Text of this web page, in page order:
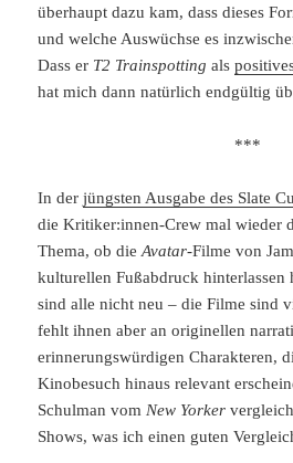
überhaupt dazu kam, dass dieses
und welche Auswüchse es
Dass er T2 Trainspotting als
hat mich dann natürlich endgültig
***
In derjüngsten Ausgabe des Slate
die Kritiker:innen-Crew mal wieder
Thema, ob dieAvatar-Filme von
kulturellen Fußabdruck hinterlassen
sind alle nicht neu – die Filme sind
fehlt ihnen aber an originellen
erinnerungswürdigen Charakteren,
Kinobesuch hinaus relevant
Schulman vomNew Yorker
Shows, was ich einen guten